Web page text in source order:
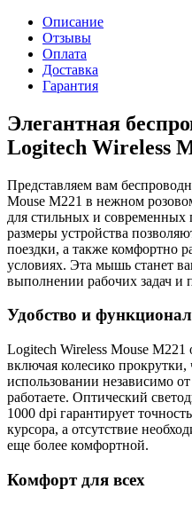
Описание
Отзывы
Оплата
Доставка
Гарантия
Элегантная
Logitech Wireless
Представляем вам
Mouse M221 в нежном
для стильных и современных
размеры устройства
поездки, а также комфортно
условиях. Эта мышь станет
выполнении рабочих задач и
Удобство и
Logitech Wireless Mouse
включая колесико прокрутки,
использовании независимо
работаете. Оптический
1000 dpi гарантирует
курсора, а отсутствие
еще более комфортной.
Комфорт для всех